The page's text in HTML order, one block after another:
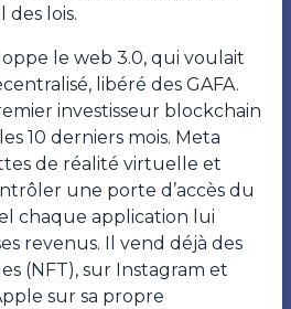
lois.
le web 3.0, qui voulait
libéré des GAFA.
investisseur blockchain
10 derniers mois. Meta
de réalité virtuelle et
une porte d’accès du
chaque application lui
revenus. Il vend déjà des
(NFT), sur Instagram et
sur sa propre